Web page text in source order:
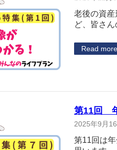
老後の資
ど、皆さ
Read more
第11回
2025年9月
第11回は